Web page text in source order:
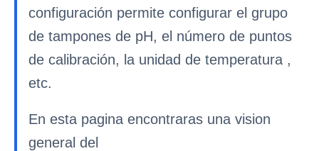
configuración permite configurar el grupo
de tampones de pH, el número de puntos
de calibración, la unidad de temperatura ,
etc.
En esta pagina encontraras una vision
general del